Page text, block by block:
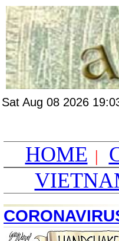
Sat Aug 08 2026
HOME |